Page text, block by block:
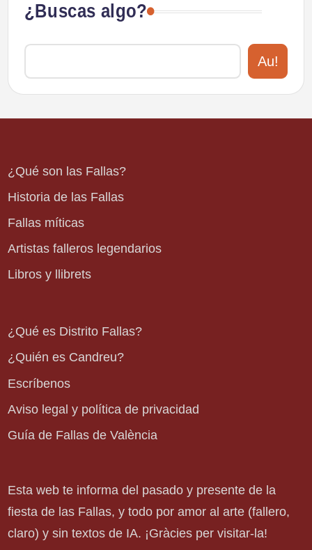
¿Buscas algo?
Au!
¿Qué son las Fallas?
Historia de las Fallas
Fallas míticas
Artistas falleros legendarios
Libros y llibrets
¿Qué es Distrito Fallas?
¿Quién es Candreu?
Escríbenos
Aviso legal y política de privacidad
Guía de Fallas de València
Esta web te informa del pasado y presente de la
fiesta de las Fallas, y todo por amor al arte (fallero,
claro) y sin textos de IA. ¡Gràcies per visitar-la!